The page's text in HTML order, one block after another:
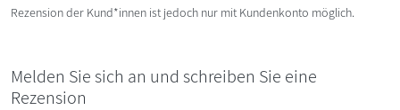
Rezension der Kund*innen ist jedoch nur mit Kundenkonto möglich.
Melden Sie sich an und schreiben Sie eine
Rezension